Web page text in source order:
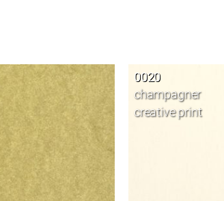
0020
champagner
creative print